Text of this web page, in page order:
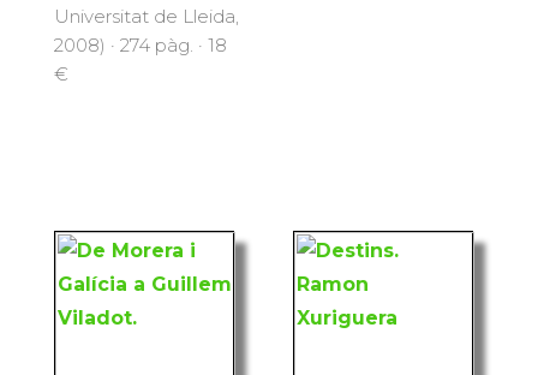
Universitat de Lleida,
2008) · 274 pàg. · 18
€